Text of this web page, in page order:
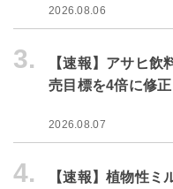
2026.08.06
3.
【速報】アサヒ
売目標を4倍に修正
2026.08.07
4.
【速報】植物性